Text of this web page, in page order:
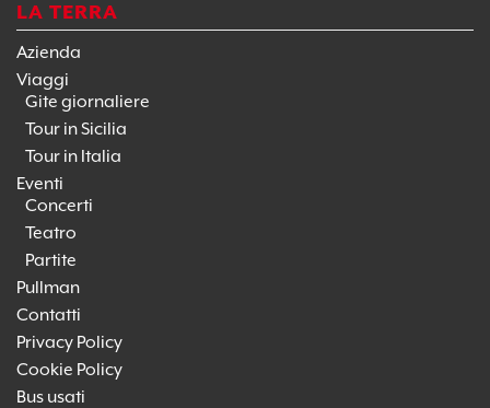
LA TERRA
Azienda
Viaggi
Gite giornaliere
Tour in Sicilia
Tour in Italia
Eventi
Concerti
Teatro
Partite
Pullman
Contatti
Privacy Policy
Cookie Policy
Bus usati